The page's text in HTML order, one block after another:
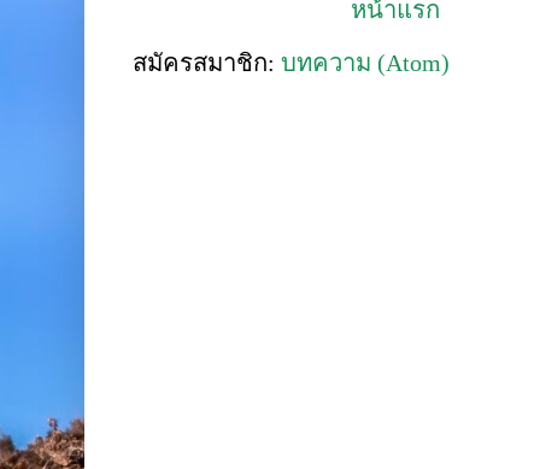
หน้าแรก
สมัครสมาชิก: บทความ (Atom)